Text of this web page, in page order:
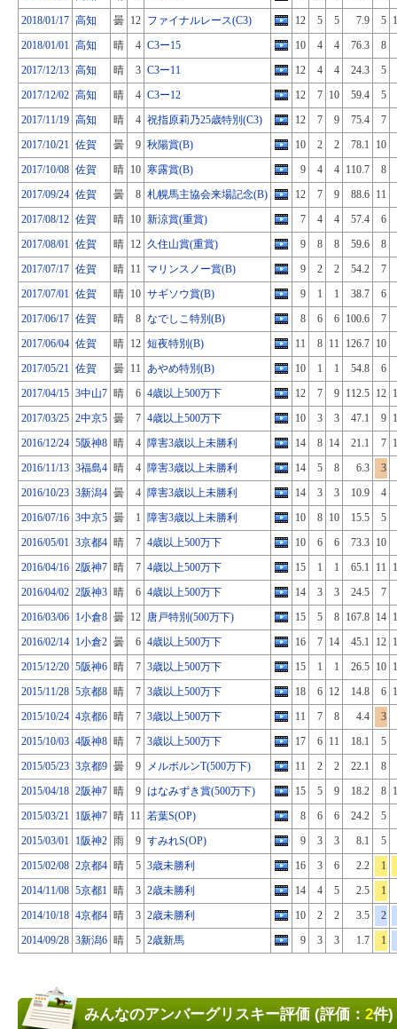
2018/01/17 高知 曇 12 ファイナルレース(C3) 12 5 5 7.9 5
2018/01/01 高知 晴 4 C3ー15 10 4 4 76.3
8
2017/12/13 高知 晴 3 C3ー11 12 4 4 24.3
5
2017/12/02 高知 晴 4 C3ー12 12 7 10 59.4
5
2017/11/19 高知 晴 4 祝指原莉乃25歳特別(C3) 12 7 9 75.4
7
2017/10/21 佐賀 曇 9 秋陽賞(B) 10 2 2 78.1
10
2017/10/08 佐賀 晴 10 寒露賞(B) 9 4 4 110.7
8
2017/09/24 佐賀 曇 8 札幌馬主協会来場記念(B) 12 7 9 88.6 11
2017/08/12 佐賀 晴 10 新涼賞(重賞) 7 4 4 57.4
6
2017/08/01 佐賀 晴 12 久住山賞(重賞) 9 8 8 59.6
8
2017/07/17 佐賀 晴 11 マリンスノー賞(B) 9 2 2 54.2
7
2017/07/01 佐賀 晴 10 サギソウ賞(B) 9 1 1 38.7
6
2017/06/17 佐賀 晴 8 なでしこ特別(B) 8 6 6 100.6
7
2017/06/04 佐賀 晴 12 短夜特別(B) 11 8 11 126.7 10
2017/05/21 佐賀 曇 11 あやめ特別(B) 10 1 1 54.8
6
2017/04/15 3中山7 晴 6 4歳以上500万下 12 7 9 112.5 12
2017/03/25 2中京5 曇 7 4歳以上500万下 10 3 3 47.1 9
2016/12/24 5阪神8 晴 4 障害3歳以上未勝利 14 8 14 21.1 7
2016/11/13 3福島4 晴 4 障害3歳以上未勝利 14 5 8 6.3
3
2016/10/23 3新潟4 曇 4 障害3歳以上未勝利 14 3 3 10.9
4
2016/07/16 3中京5 曇 1 障害3歳以上未勝利 10 8 10 15.5
5
2016/05/01 3京都4 晴 7 4歳以上500万下 10 6 6 73.3 10
2016/04/16 2阪神7 晴 7 4歳以上500万下 15 1 1 65.1 11
2016/04/02 2阪神3 晴 6 4歳以上500万下 14 3 3 24.5
7
2016/03/06 1小倉8 曇 12 唐戸特別(500万下) 15 5 8 167.8 14
2016/02/14 1小倉2 曇 6 4歳以上500万下 16 7 14 45.1 12
2015/12/20 5阪神6 晴 7 3歳以上500万下 15 1 1 26.5 10
2015/11/28 5京都8 晴 7 3歳以上500万下 18 6 12 14.8 6
2015/10/24 4京都6 晴 7 3歳以上500万下 11 7 8 4.4
3
2015/10/03 4阪神8 晴 7 3歳以上500万下 17 6 11 18.1
5
2015/05/23 3京都9 曇 9 メルボルンT(500万下) 11 2 2 22.1
8
2015/04/18 2阪神7 晴 9 はなみずき賞(500万下) 15 5 9 18.2 8
2015/03/21 1阪神7 晴 11 若葉S(OP) 8 6 6 24.2
5
2015/03/01 1阪神2 雨 9 すみれS(OP) 9 3 3 8.1
5
2015/02/08 2京都4 晴 5 3歳未勝利 16 3 6 2.2
1
2014/11/08 5京都1 晴 3 2歳未勝利 14 4 5 2.5
1
2014/10/18 4京都4 晴 3 2歳未勝利 10 2 2 3.5
2
2014/09/28 3新潟6 晴 5 2歳新馬 9 3 3 1.7 1
みんなのアンバーグリスキー評価 (評価： 2件)